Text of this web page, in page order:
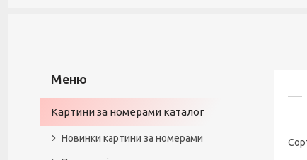
Картини за номерами каталог
Новинки картини за номерами